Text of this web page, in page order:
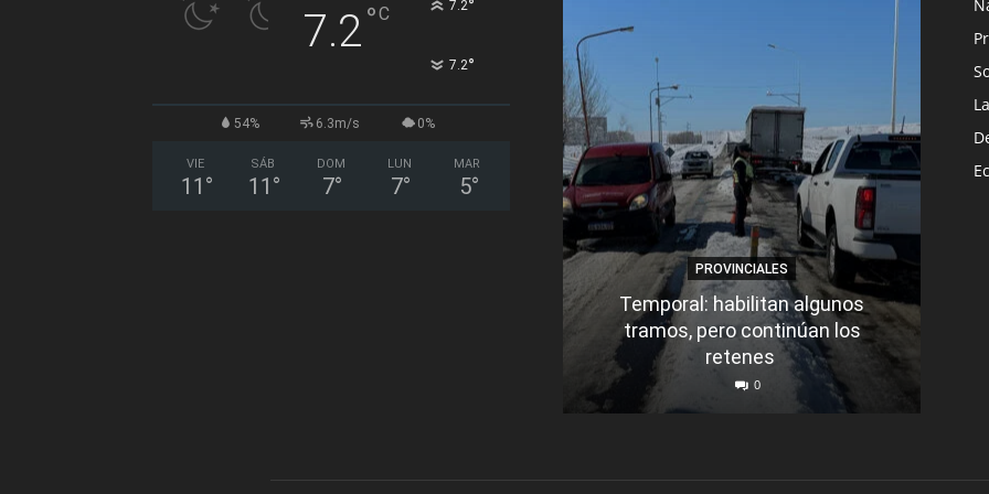
7.2°C 7.2°
7.2°
54% 6.3m/s 0%
VIE
11 °
SÁB
11 °
DOM
7°
LUN
7°
MAR
5°
PROVINCIALES
Temporal: habilitan algunos
tramos, pero continúan los
retenes
0